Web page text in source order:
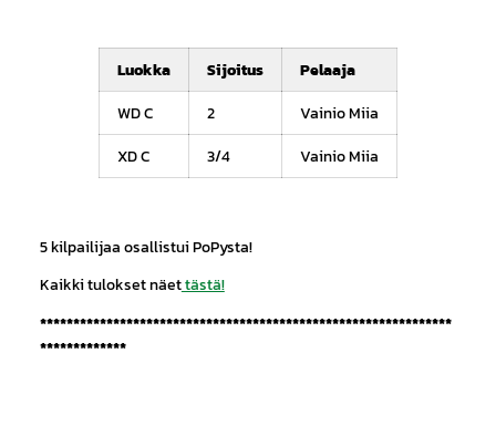
Luokka Sijoitus
Pelaaja
WD C
2
Vainio Miia
XD C
3/4 Vainio Miia
5 kilpailijaa osallistui PoPysta!
Kaikki tulokset näettästä!
**************************************************************
*************